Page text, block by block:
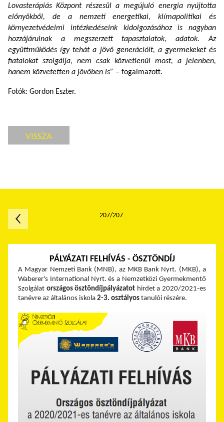
Lovasterápiás Központ részesül a megújuló energia nyújtotta
előnyökből, de a nemzeti energetikai, klímapolitikai és
környezetvédelmi intézkedéseink kidolgozásához is nagyban
hozzájárulnak a megszerzett tapasztalatok, adatok. Az
együttműködés így tehát a jövő generációit, a gyermekeket és
fiatalokat szolgálja, nem csak közvetlenül most, a jelenben,
hanem közvetetten a jövőben is” – fogalmazott.
Fotók: Gordon Eszter.
VISSZA
PÁLYÁZATI FELHÍVÁS - ÖSZTÖNDÍJ
A Magyar Nemzeti Bank (MNB), az MKB Bank Nyrt. (MKB), a
Waberer's International Nyrt. és a Nemzetközi Gyermekmentő
Szolgálat országos ösztöndíjpályázatot hirdet a 2020/2021-es
tanévre az általános iskola 2-3. osztályos tanulói részére.
207/207